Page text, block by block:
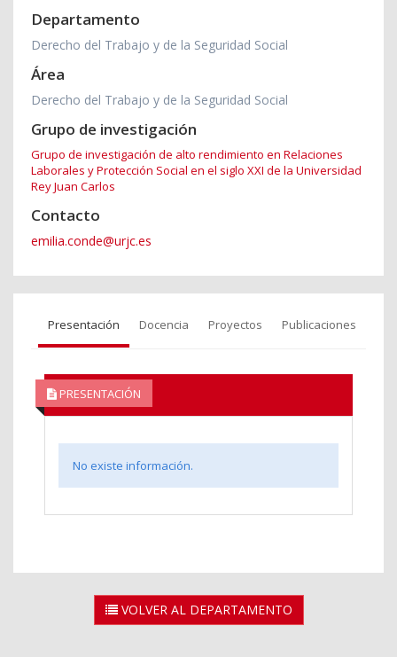
Departamento
Derecho del Trabajo y de la Seguridad Social
Área
Derecho del Trabajo y de la Seguridad Social
Grupo de investigación
Grupo de investigación de alto rendimiento en Relaciones
Laborales y Protección Social en el siglo XXI de la Universidad
Rey Juan Carlos
Contacto
emilia.conde@urjc.es
Presentación Docencia Proyectos Publicaciones
PRESENTACIÓN
No existe información.
VOLVER AL DEPARTAMENTO